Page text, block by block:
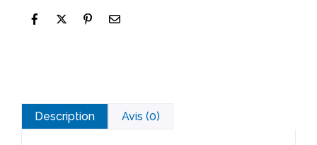
Description Avis (0)